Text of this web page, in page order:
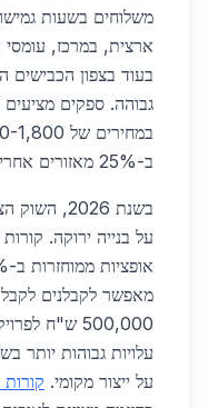
משלוחים בשעות
ארצית, במרכז, עומסי
בעוד בצפון הכבישים
גבוהה. ספקים
ב-25% מאזורים אחרים.
על בנייה ירוקה.
מאפשר לקבלנים
500,000 ש"ח
עלויות גבוהות יותר
על ייצור מקומי.